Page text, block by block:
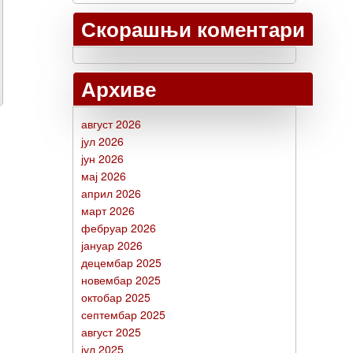
Скорашњи коментари
Архиве
август 2026
јул 2026
јун 2026
мај 2026
април 2026
март 2026
фебруар 2026
јануар 2026
децембар 2025
новембар 2025
октобар 2025
септембар 2025
август 2025
јул 2025